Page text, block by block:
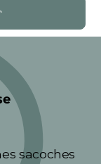
sacoches